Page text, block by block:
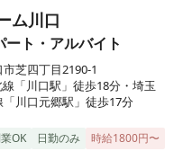
ム川口
ート・アルバイト
芝四丁目2190-1
線「川口駅」徒歩18分・埼玉
川口元郷駅」徒歩17分
OK 日勤のみ 時給1800円〜